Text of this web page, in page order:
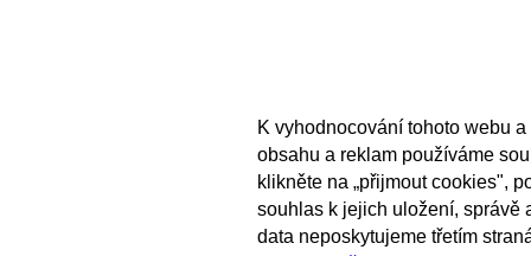
K vyhodnocování tohoto webu
obsahu a reklam používáme
klikněte na „přijmout cookies",
souhlas k jejich uložení, správě
data neposkytujeme třetím